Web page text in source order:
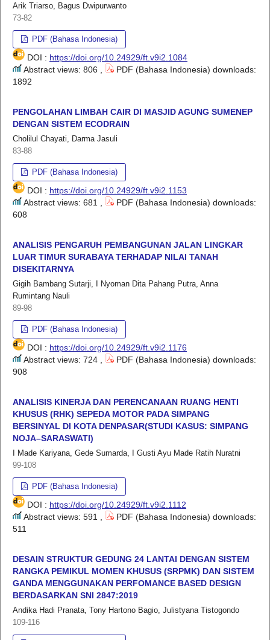
Arik Triarso, Bagus Dwipurwanto
73-82
PDF (Bahasa Indonesia)
DOI : https://doi.org/10.24929/ft.v9i2.1084
Abstract views: 806 ,
PDF (Bahasa Indonesia) downloads:
1892
PENGOLAHAN LIMBAH CAIR DI MASJID AGUNG SUMENEP
DENGAN SISTEM ECODRAIN
Cholilul Chayati, Darma Jasuli
83-88
PDF (Bahasa Indonesia)
DOI : https://doi.org/10.24929/ft.v9i2.1153
Abstract views: 681 ,
PDF (Bahasa Indonesia) downloads:
608
ANALISIS PENGARUH PEMBANGUNAN JALAN LINGKAR
LUAR TIMUR SURABAYA TERHADAP NILAI TANAH
DISEKITARNYA
Gigih Bambang Sutarji, I Nyoman Dita Pahang Putra, Anna
Rumintang Nauli
89-98
PDF (Bahasa Indonesia)
DOI : https://doi.org/10.24929/ft.v9i2.1176
Abstract views: 724 ,
PDF (Bahasa Indonesia) downloads:
908
ANALISIS KINERJA DAN PERENCANAAN RUANG HENTI
KHUSUS (RHK) SEPEDA MOTOR PADA SIMPANG
BERSINYAL DI KOTA DENPASAR(STUDI KASUS: SIMPANG
NOJA–SARASWATI)
I Made Kariyana, Gede Sumarda, I Gusti Ayu Made Ratih Nuratni
99-108
PDF (Bahasa Indonesia)
DOI : https://doi.org/10.24929/ft.v9i2.1112
Abstract views: 591 ,
PDF (Bahasa Indonesia) downloads:
511
DESAIN STRUKTUR GEDUNG 24 LANTAI DENGAN SISTEM
RANGKA PEMIKUL MOMEN KHUSUS (SRPMK) DAN SISTEM
GANDA MENGGUNAKAN PERFOMANCE BASED DESIGN
BERDASARKAN SNI 2847:2019
Andika Hadi Pranata, Tony Hartono Bagio, Julistyana Tistogondo
109-116